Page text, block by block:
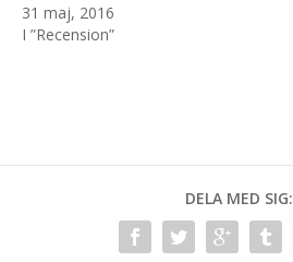
31 maj, 2016
I ”Recension”
DELA MED SIG: